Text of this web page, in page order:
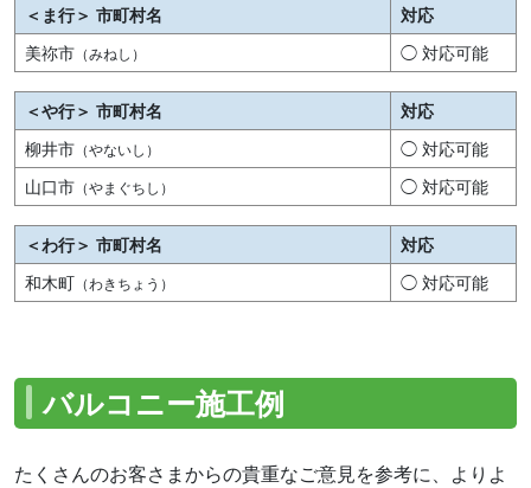
＜ま行＞ 市町村名
対応
美祢市 （みねし） ◯ 対応可能
＜や行＞ 市町村名
対応
柳井市 （やないし）
◯ 対応可能
山口市 （やまぐちし） ◯ 対応可能
＜わ行＞ 市町村名
対応
和木町 （わきちょう） ◯ 対応可能
バルコニー施工例
たくさんのお客さまからの貴重なご意見を参考に、よりよ